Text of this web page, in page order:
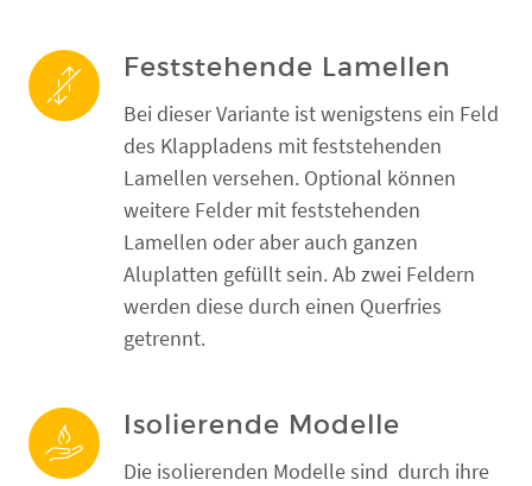
Feststehende Lamellen
Bei dieser Variante ist wenigstens ein Feld
des Klappladens mit feststehenden
Lamellen versehen. Optional können
weitere Felder mit feststehenden
Lamellen oder aber auch ganzen
Aluplatten gefüllt sein. Ab zwei Feldern
werden diese durch einen Querfries
getrennt.
Isolierende Modelle
Die isolierenden Modelle sind durch ihre